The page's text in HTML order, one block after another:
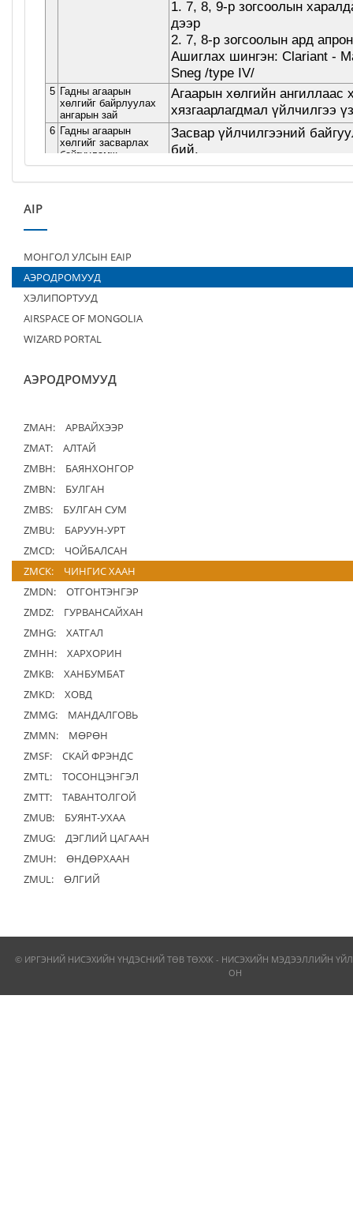
AIP
МОНГОЛ УЛСЫН EAIP
АЭРОДРОМУУД
ХЭЛИПОРТУУД
AIRSPACE OF MONGOLIA
WIZARD PORTAL
АЭРОДРОМУУД
ZMAH:
АРВАЙХЭЭР
ZMAT:
АЛТАЙ
ZMBH:
БАЯНХОНГОР
ZMBN:
БУЛГАН
ZMBS:
БУЛГАН СУМ
ZMBU:
БАРУУН-УРТ
ZMCD:
ЧОЙБАЛСАН
ZMCK:
ЧИНГИС ХААН
ZMDN:
ОТГОНТЭНГЭР
ZMDZ:
ГУРВАНСАЙХАН
ZMHG:
ХАТГАЛ
ZMHH:
ХАРХОРИН
ZMKB:
ХАНБУМБАТ
ZMKD:
ХОВД
ZMMG:
МАНДАЛГОВЬ
ZMMN:
МӨРӨН
ZMSF:
СКАЙ ФРЭНДС
ZMTL:
ТОСОНЦЭНГЭЛ
ZMTT:
ТАВАНТОЛГОЙ
ZMUB:
БУЯНТ-УХАА
ZMUG:
ДЭГЛИЙ ЦАГААН
ZMUH:
ӨНДӨРХААН
ZMUL:
ӨЛГИЙ
© ИРГЭНИЙ НИСЭХИЙН ҮНДЭСНИЙ ТӨВ ТӨХХК - НИСЭХИЙН МЭДЭЭЛЛИЙН
ОН